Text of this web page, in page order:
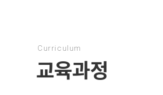
Curriculum
교육과정